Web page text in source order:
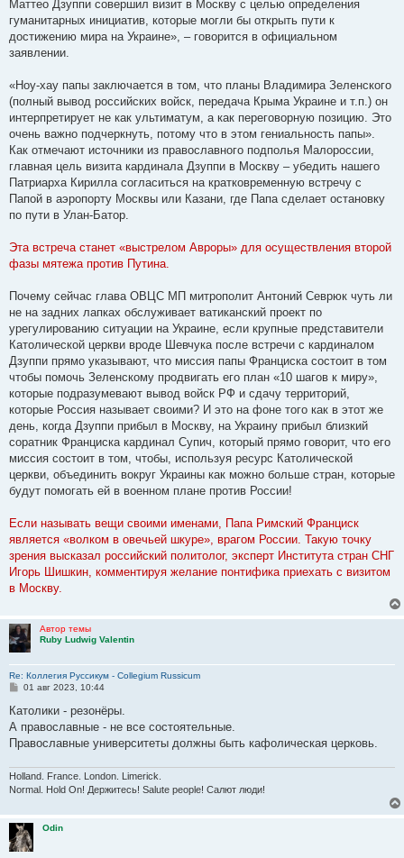
е
Маттео Дзуппи совершил визит в Москву с целью определения
гуманитарных инициатив, которые могли бы открыть пути к
достижению мира на Украине», – говорится в официальном
заявлении.
«Ноу-хау папы заключается в том, что планы Владимира Зеленского
(полный вывод российских войск, передача Крыма Украине и т.п.) он
интерпретирует не как ультиматум, а как переговорную позицию. Это
очень важно подчеркнуть, потому что в этом гениальность папы».
Как отмечают источники из православного подполья Малороссии,
главная цель визита кардинала Дзуппи в Москву – убедить нашего
Патриарха Кирилла согласиться на кратковременную встречу с
Папой в аэропорту Москвы или Казани, где Папа сделает остановку
по пути в Улан-Батор.
Эта встреча станет «выстрелом Авроры» для осуществления второй
фазы мятежа против Путина.
Почему сейчас глава ОВЦС МП митрополит Антоний Севрюк чуть ли
не на задних лапках обслуживает ватиканский проект по
урегулированию ситуации на Украине, если крупные представители
Католической церкви вроде Шевчука после встречи с кардиналом
Дзуппи прямо указывают, что миссия папы Франциска состоит в том
чтобы помочь Зеленскому продвигать его план «10 шагов к миру»,
которые подразумевают вывод войск РФ и сдачу территорий,
которые Россия называет своими? И это на фоне того как в этот же
день, когда Дзуппи прибыл в Москву, на Украину прибыл близкий
соратник Франциска кардинал Супич, который прямо говорит, что его
миссия состоит в том, чтобы, используя ресурс Католической
церкви, объединить вокруг Украины как можно больше стран, которые
будут помогать ей в военном плане против России!
Если называть вещи своими именами, Папа Римский Франциск
является «волком в овечьей шкуре», врагом России. Такую точку
зрения высказал российский политолог, эксперт Института стран СНГ
Игорь Шишкин, комментируя желание понтифика приехать с визитом
в Москву.
Автор темы
Ruby Ludwig Valentin
Re: Коллегия Руссикум - Collegium Russicum
С
о
щ
е
е
01 авг 2023, 10:44
Католики - резонёры.
А православные - не все состоятельные.
Православные университеты должны быть кафолическая церковь.
Holland. France. London. Limerick.
Normal. Hold On! Держитесь! Salute people! Салют люди!
Odin